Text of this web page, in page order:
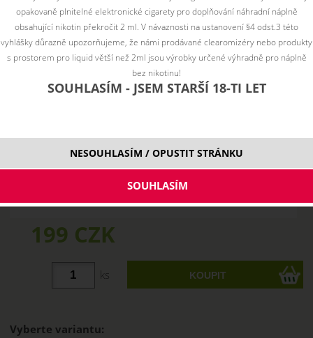
199 CZK
ks
Vyberte variantu:
opakovaně plnitelné elektronické cigarety pro doplňování náhradní náplně
obsahující nikotin překročit 2 ml. V návaznosti na ustanovení §4 odst.3 této
vyhlášky důrazně upozorňujeme, že námi prodávané clearomizéry nebo produkty
s prostorem pro liquid větší než 2ml jsou výrobky určené výhradně pro náplně
bez nikotinu!
SOUHLASÍM - JSEM STARŠÍ 18-TI LET
NESOUHLASÍM / OPUSTIT STRÁNKU